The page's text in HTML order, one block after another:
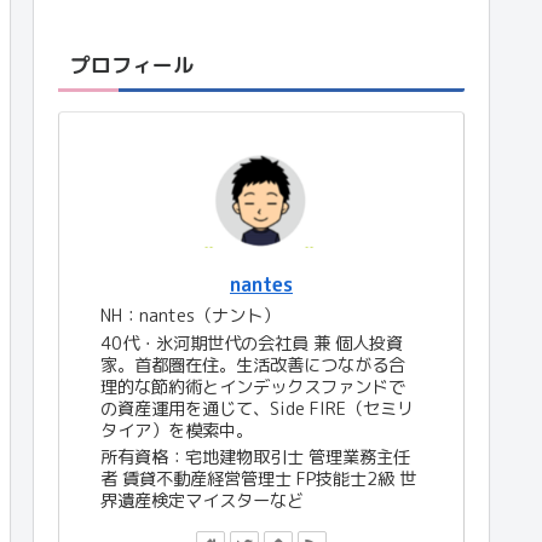
プロフィール
nantes
NH：nantes（ナント）
40代・氷河期世代の会社員 兼 個人投資
家。首都圏在住。生活改善につながる合
理的な節約術とインデックスファンドで
の資産運用を通じて、Side FIRE（セミリ
タイア）を模索中。
所有資格：宅地建物取引士 管理業務主任
者 賃貸不動産経営管理士 FP技能士2級 世
界遺産検定マイスターなど